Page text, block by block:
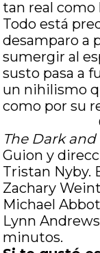
tan real como
Todo está
desamparo a
sumergir al
susto pasa a
un nihilismo
como por su
The Dark
Guion y
Tristan Nyby.
Zachary
Michael
Lynn
minutos.